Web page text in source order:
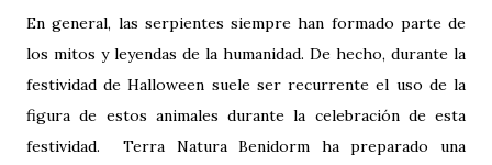
En general, las serpientes siempre han formado parte de
los mitos y leyendas de la humanidad. De hecho, durante la
festividad de Halloween suele ser recurrente el uso de la
figura de estos animales durante la celebración de esta
festividad. Terra Natura Benidorm ha preparado una